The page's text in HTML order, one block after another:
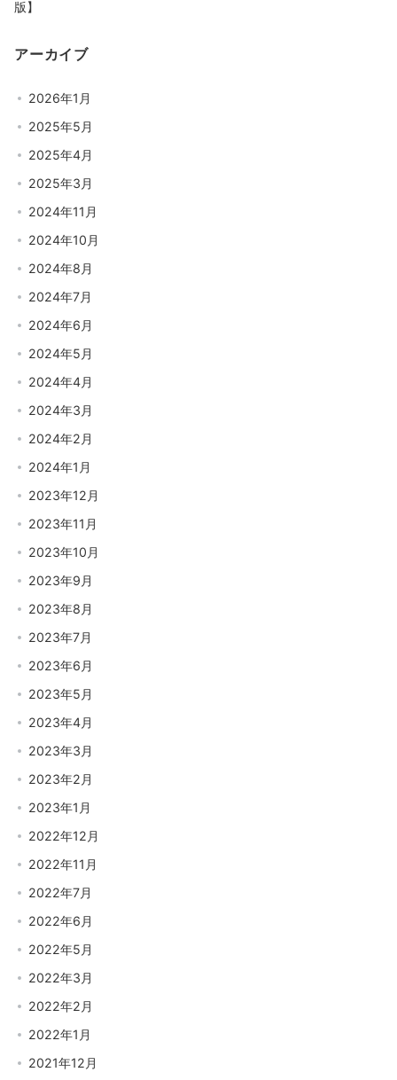
版】
アーカイブ
2026年1月
2025年5月
2025年4月
2025年3月
2024年11月
2024年10月
2024年8月
2024年7月
2024年6月
2024年5月
2024年4月
2024年3月
2024年2月
2024年1月
2023年12月
2023年11月
2023年10月
2023年9月
2023年8月
2023年7月
2023年6月
2023年5月
2023年4月
2023年3月
2023年2月
2023年1月
2022年12月
2022年11月
2022年7月
2022年6月
2022年5月
2022年3月
2022年2月
2022年1月
2021年12月